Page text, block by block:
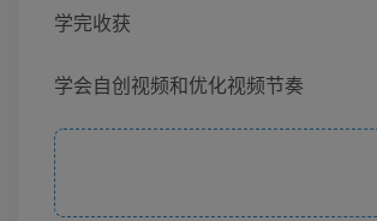
学完收获
学会自创视频和优化视频节奏